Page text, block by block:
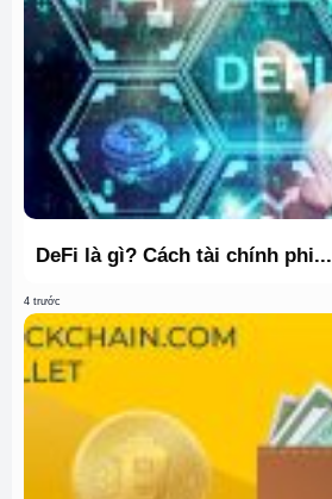
DeFi là gì? Cách tài chính phi...
4 trước